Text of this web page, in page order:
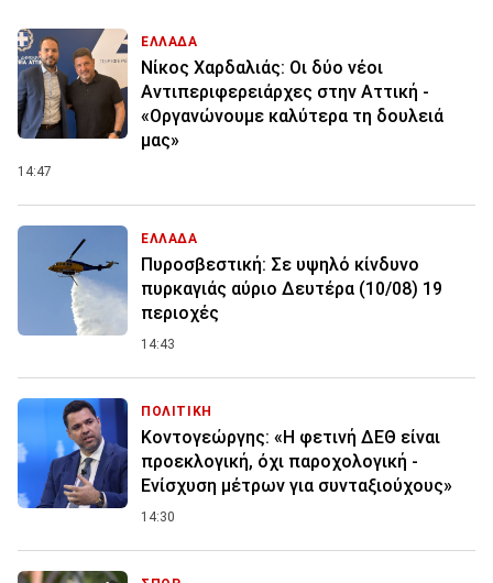
ΕΛΛΑΔΑ
Νίκος Χαρδαλιάς: Οι δύο νέοι
Αντιπεριφερειάρχες στην Αττική -
«Οργανώνουμε καλύτερα τη δουλειά
μας»
14:47
ΕΛΛΑΔΑ
Πυροσβεστική: Σε υψηλό κίνδυνο
πυρκαγιάς αύριο Δευτέρα (10/08) 19
περιοχές
14:43
ΠΟΛΙΤΙΚΗ
Κοντογεώργης: «Η φετινή ΔΕΘ είναι
προεκλογική, όχι παροχολογική -
Ενίσχυση μέτρων για συνταξιούχους»
14:30